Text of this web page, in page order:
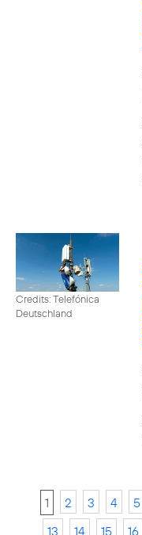
Credits: Telefónica
Deutschland
1 2 3 4 5
13
14 15 16